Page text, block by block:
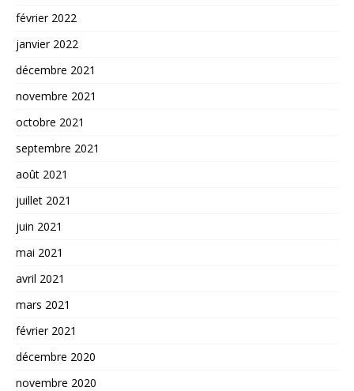
février 2022
janvier 2022
décembre 2021
novembre 2021
octobre 2021
septembre 2021
août 2021
juillet 2021
juin 2021
mai 2021
avril 2021
mars 2021
février 2021
décembre 2020
novembre 2020